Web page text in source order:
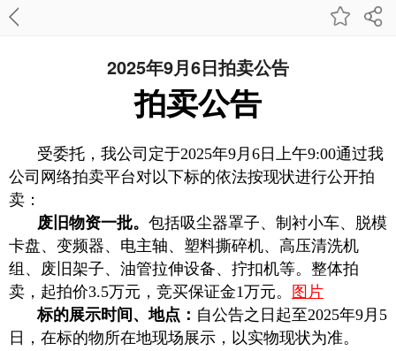
2025年9月6日拍卖公告
拍卖公告
受委托，我公司定于2025年9月6日上午9:00通过我
公司网络拍卖平台对以下标的依法按现状进行公开拍
卖：
废旧物资一批。 包括吸尘器罩子、制衬小车、脱模
卡盘、变频器、电主轴、塑料撕碎机、高压清洗机
组、废旧架子、油管拉伸设备、拧扣机等。整体拍
卖，起拍价3.5万元，竞买保证金1万元。
图片
标的展示时间、地点： 自公告之日起至2025年9月5
日，在标的物所在地现场展示，以实物现状为准。